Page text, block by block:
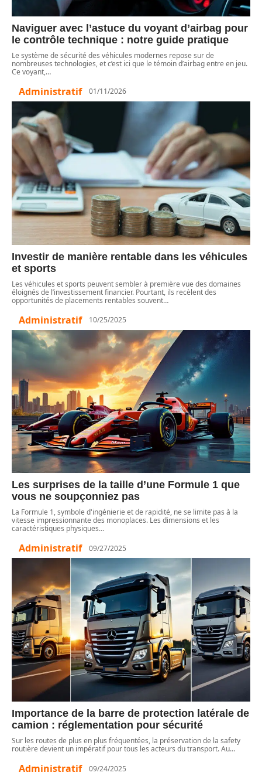
Naviguer avec l’astuce du voyant d’airbag pour
le contrôle technique : notre guide pratique
Le système de sécurité des véhicules modernes repose sur de
nombreuses technologies, et c’est ici que le témoin d’airbag entre en jeu.
Ce voyant,…
Administratif 01/11/2026
Investir de manière rentable dans les véhicules
et sports
Les véhicules et sports peuvent sembler à première vue des domaines
éloignés de l’investissement financier. Pourtant, ils recèlent des
opportunités de placements rentables souvent…
Administratif 10/25/2025
Les surprises de la taille d’une Formule 1 que
vous ne soupçonniez pas
La Formule 1, symbole d'ingénierie et de rapidité, ne se limite pas à la
vitesse impressionnante des monoplaces. Les dimensions et les
caractéristiques physiques…
Administratif 09/27/2025
Importance de la barre de protection latérale de
camion : réglementation pour sécurité
Sur les routes de plus en plus fréquentées, la préservation de la safety
routière devient un impératif pour tous les acteurs du transport. Au…
Administratif 09/24/2025